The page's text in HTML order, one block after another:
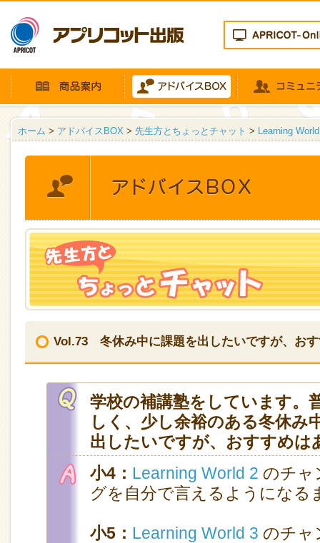
ホーム > アドバイスBOX > 先生方とちょっとチャット > Learning
Vol.73 冬休み中に課題を出したいですが、お
学校の補講塾をしています。
しく、少し余裕のある冬休み
出したいですが、おすすめは
小4： Learning World 2 のチャ
グを自分で言えるようになる
小5： Learning World 3 のチャ